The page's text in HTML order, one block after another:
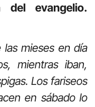
del evangelio.
las mieses en día
mientras iban,
Los fariseos
en sábado lo